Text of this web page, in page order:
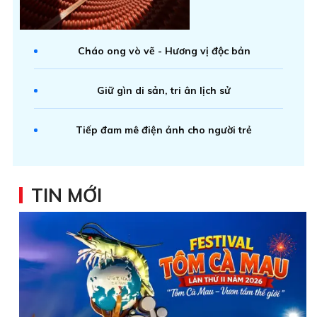
Cháo ong vò vẽ - Hương vị độc bản
Giữ gìn di sản, tri ân lịch sử
Tiếp đam mê điện ảnh cho người trẻ
TIN MỚI